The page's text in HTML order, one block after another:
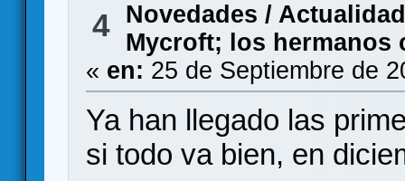
4
Novedades / Actualidad
Mycroft; los hermanos
« en: 25 de Septiembre de
Ya han llegado las
si todo va bien, en